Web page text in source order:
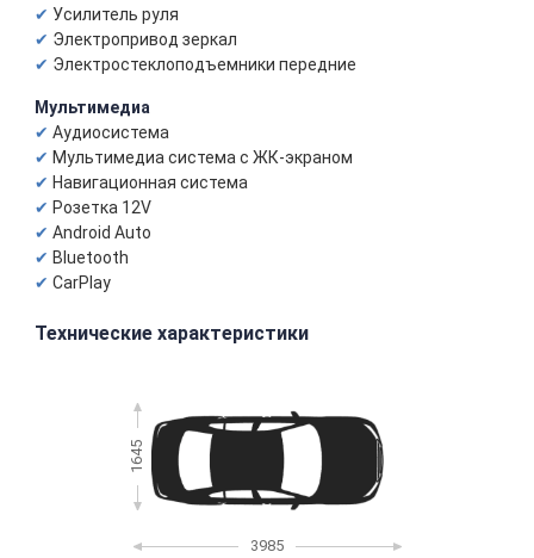
Усилитель руля
Электропривод зеркал
Электростеклоподъемники передние
Мультимедиа
Аудиосистема
Мультимедиа система с ЖК-экраном
Навигационная система
Розетка 12V
Android Auto
Bluetooth
CarPlay
Технические характеристики
1645
3985